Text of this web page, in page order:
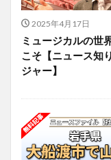
2025年4月17日
ミュージカルの世
こそ【ニュース知
ジャー】